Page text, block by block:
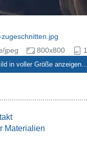
jpeg
800x800
in voller Größe anzeigen…
Materialien